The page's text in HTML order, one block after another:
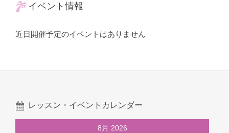
イベント情報
近日開催予定のイベントはありません
レッスン・イベントカレンダー
8月 2026